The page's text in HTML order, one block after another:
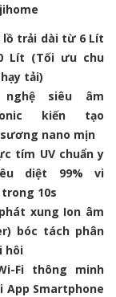
lồ trải dài từ 6 Lít
Lít (Tối ưu chu
tải)
nghệ siêu âm
kiến tạo
nano mịn
tím UV chuẩn y
diệt 99% vi
10s
xung Ion âm
bóc tách phân
hôi
Fi thông minh
App Smartphone